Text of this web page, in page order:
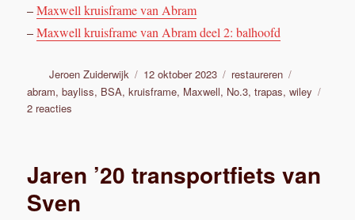
–Maxwell kruisframe van Abram
–Maxwell kruisframe van Abram deel 2: balhoofd
Auteur
Jeroen Zuiderwijk
Geplaatst
op
12 oktober 2023 Categorieën
restaureren
abram,bayliss, BSA,kruisframe, Maxwell, No.3,trapas,wiley
2 reacties
Abram
3:
Jaren ’20 transportfiets van
Sven